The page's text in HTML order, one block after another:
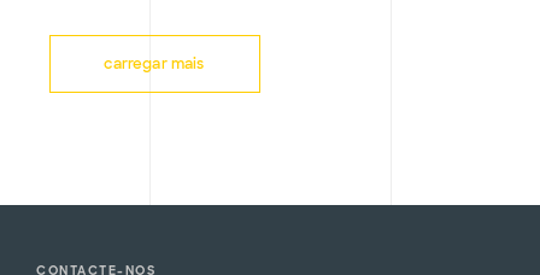
carregar mais
CONTACTE-NOS